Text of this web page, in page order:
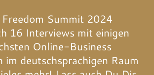
Summit 2024
16 Interviews mit einigen
Online-Business
im deutschsprachigen Raum